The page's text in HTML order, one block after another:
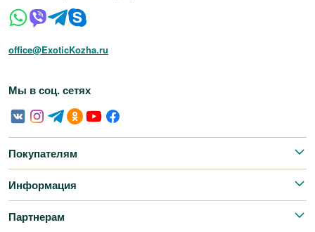
office@ExoticKozha.ru
Мы в соц. сетях
Покупателям
Информация
Партнерам